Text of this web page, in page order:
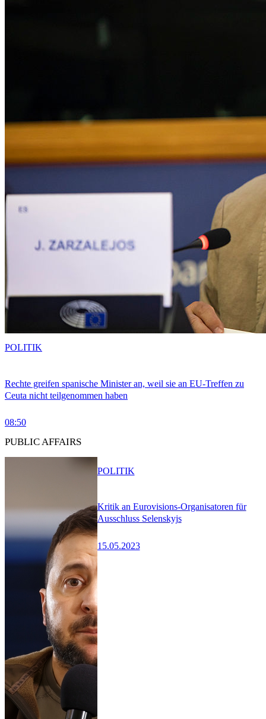
Rechte greifen spanische Minister an, weil sie an EU-Treffen zu
Ceuta nicht teilgenommen haben
08:50
POLITIK
PUBLIC AFFAIRS
Kritik an Eurovisions-Organisatoren für
Ausschluss Selenskyjs
15.05.2023
POLITIK